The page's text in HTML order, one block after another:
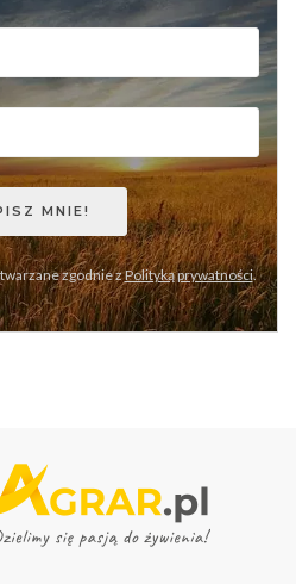
zgodnie zPolityką prywatności.